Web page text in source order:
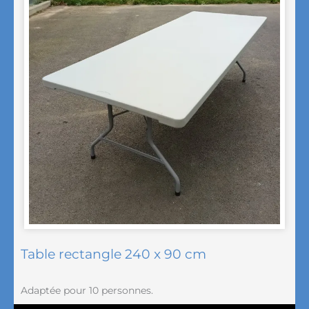
Table rectangle 240 x 90 cm
Adaptée pour 10 personnes.